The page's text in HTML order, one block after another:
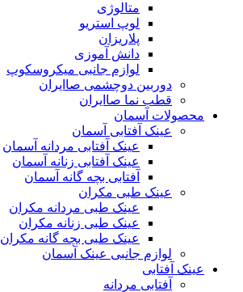
متالوژی
لوپ استریو
پلاریزان
دانش آموزی
لوازم جانبی میکروسکوپ
دوربین دوچشمی صاایران
قطب نما صاایران
محصولات آسمان
عینک آفتابی آسمان
عینک آفتابی مردانه آسمان
عینک آفتابی زنانه آسمان
آفتابی بچه گانه آسمان
عینک طبی مکران
عینک طبی مردانه مکران
عینک طبی زنانه مکران
عینک طبی بچه گانه مکران
لوازم جانبی عینک آسمان
عینک آفتابی
آفتابی مردانه